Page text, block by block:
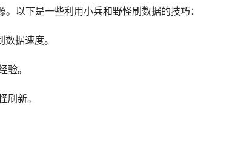
以下是一些利用小兵和野怪刷数据的技巧：
据速度。
验。
刷新。